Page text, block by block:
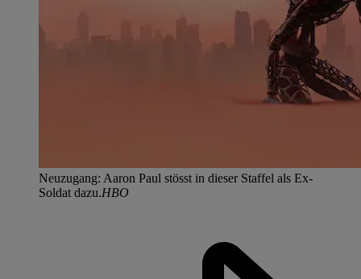
Neuzugang: Aaron Paul stösst in dieser Staffel als Ex-
Soldat dazu.HBO